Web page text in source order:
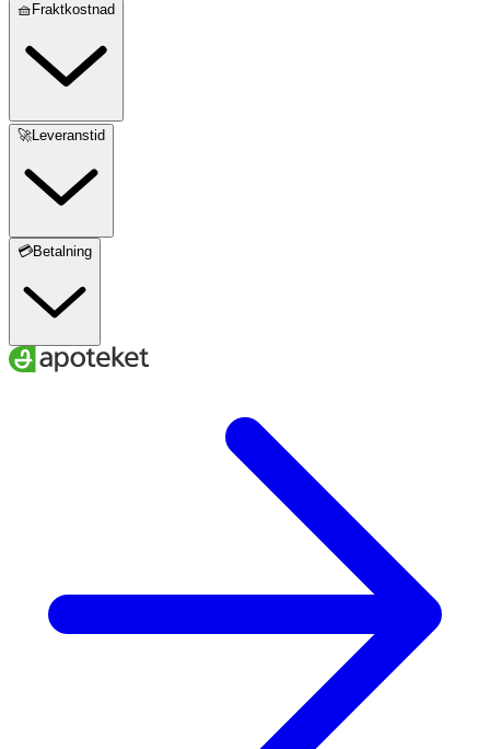
🧺Fraktkostnad
🚀Leveranstid
💳Betalning